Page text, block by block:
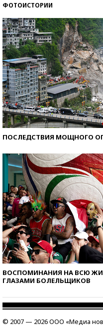
стобалльников?
ФОТОИСТОРИИ
ПОСЛЕДСТВИЯ МОЩНОГО
ВОСПОМИНАНИЯ НА ВСЮ
ГЛАЗАМИ БОЛЕЛЬЩИКОВ
© 2007 — 2026 ООО «Медиа